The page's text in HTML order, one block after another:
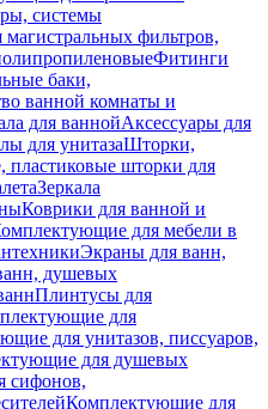
системы
магистральных фильтров,
Фитинги
баки,
ванной комнаты и
для ваннойАксессуары для
для унитазаШторки,
пластиковые шторки для
Зеркала
Коврики для ванной и
для мебели в
Экраны для ванн,
душевых
Плинтусы для
для
для унитазов, писсуаров,
для душевых
сифонов,
Комплектующие для